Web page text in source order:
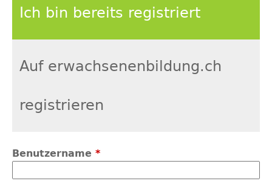
Ich bin bereits registriert
Auf erwachsenenbildung.ch
registrieren
Benutzername *